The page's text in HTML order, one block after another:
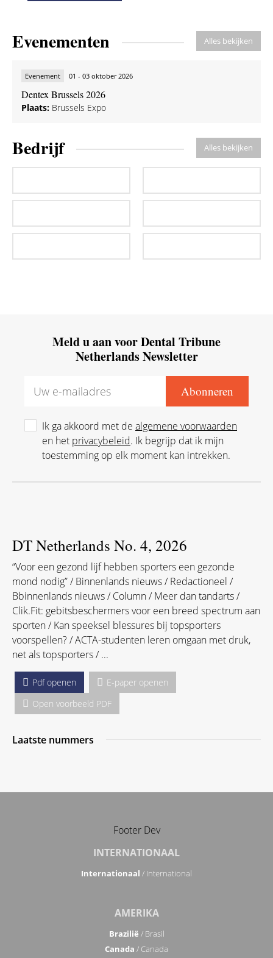
Prof.Jef van der Zel
Opname bekijken
Evenement 01 - 03 oktober 2026
Plaats:Brussels Expo
Bedrijf
Meld u aan voor Dental Tribune
Netherlands Newsletter
toestemming op elk moment kan intrekken.
DT Netherlands No. 4, 2026
“Voor een gezond lijf hebben sporters een gezonde
mond nodig” / Binnenlands nieuws / Redactioneel /
Bbinnenlands nieuws / Column / Meer dan tandarts /
Clik.Fit: gebitsbeschermers voor een breed spectrum aan
sporten / Kan speeksel blessures bij topsporters
net als topsporters / ...
Open voorbeeld PDF
Footer Dev
INTERNATIONAAL